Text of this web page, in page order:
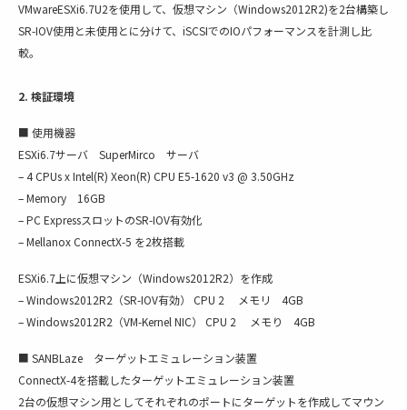
VMwareESXi6.7U2を使用して、仮想マシン（Windows2012R2)を2台構築し
SR-IOV使用と未使用とに分けて、iSCSIでのIOパフォーマンスを計測し比
較。
2. 検証環境
■ 使用機器
ESXi6.7サーバ SuperMirco サーバ
– 4 CPUs x Intel(R) Xeon(R) CPU E5-1620 v3 @ 3.50GHz
– Memory 16GB
– PC ExpressスロットのSR-IOV有効化
– Mellanox ConnectX-5 を2枚搭載
ESXi6.7上に仮想マシン（Windows2012R2）を作成
– Windows2012R2（SR-IOV有効） CPU 2 メモリ 4GB
– Windows2012R2（VM-Kernel NIC） CPU 2 メモり 4GB
■ SANBLaze ターゲットエミュレーション装置
ConnectX-4を搭載したターゲットエミュレーション装置
2台の仮想マシン用としてそれぞれのポートにターゲットを作成してマウン